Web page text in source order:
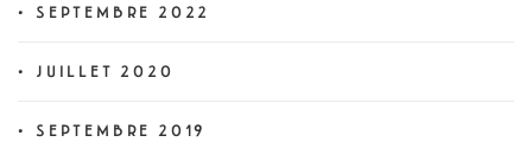
SEPTEMBRE 2022
JUILLET 2020
SEPTEMBRE 2019